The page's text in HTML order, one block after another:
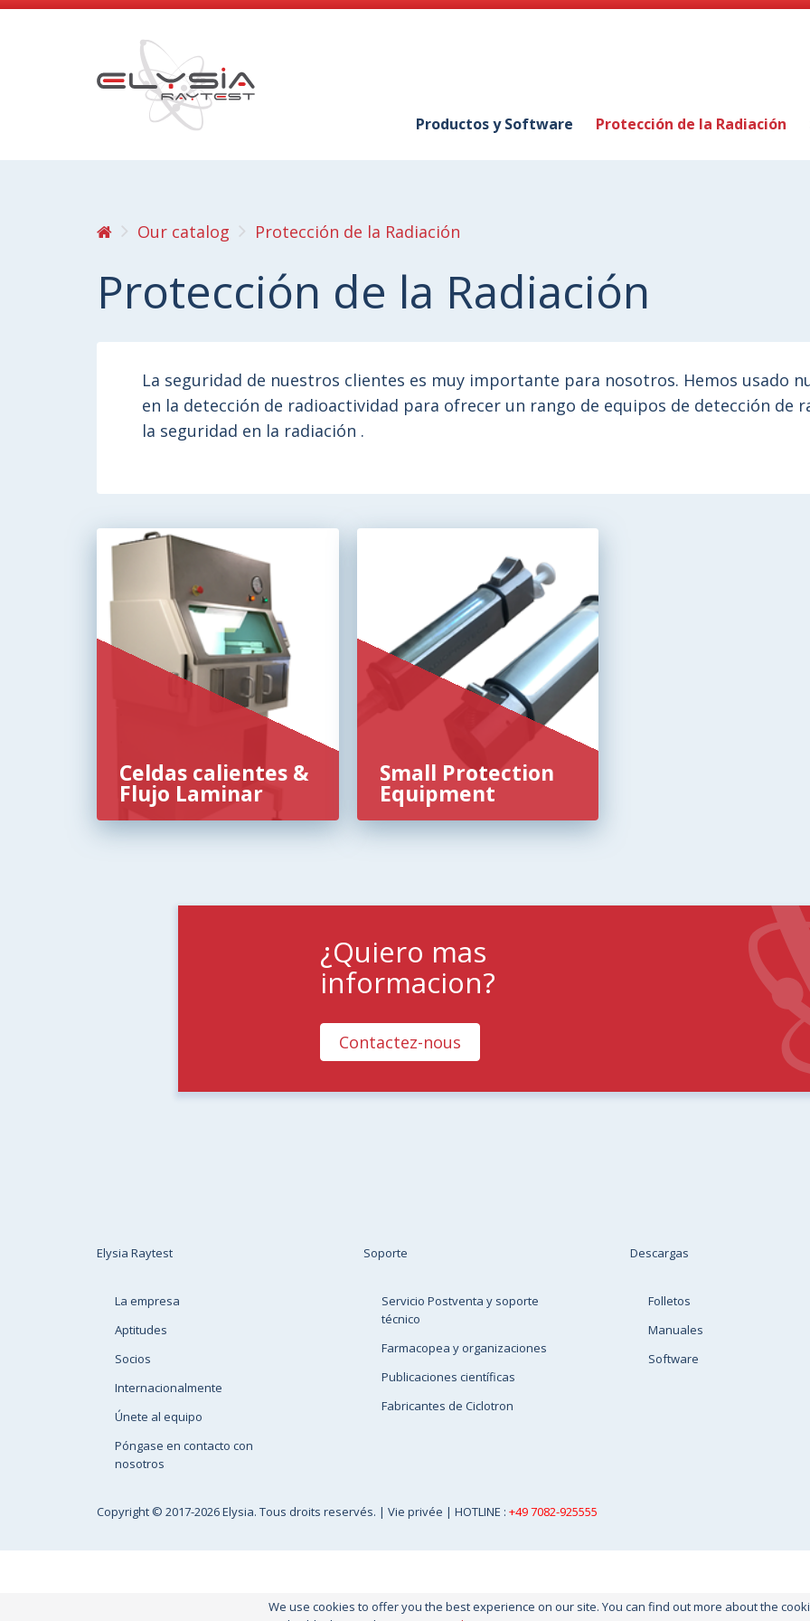
Productos y Software Protección de la Radiación
Our catalog Protección de la Radiación
Protección de la Radiación
La seguridad de nuestros clientes es muy importante para nosotros. Hemos usado
en la detección de radioactividad para ofrecer un rango de equipos de detección de
la seguridad en la radiación .
Celdas calientes &
Flujo Laminar
Small Protection
Equipment
¿Quiero mas
informacion?
Contactez-nous
Elysia Raytest
La empresa
Aptitudes
Socios
Internacionalmente
Únete al equipo
Póngase en contacto con
nosotros
Soporte
Servicio Postventa y soporte
técnico
Farmacopea y organizaciones
Publicaciones científicas
Fabricantes de Ciclotron
Descargas
Folletos
Manuales
Software
Copyright © 2017-2026 Elysia. Tous droits reservés. | Vie privée | HOTLINE : +49 7082-925555
We use cookies to offer you the best experience on our site. You can find out more about the